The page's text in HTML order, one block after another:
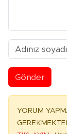
Gönder
YORUM